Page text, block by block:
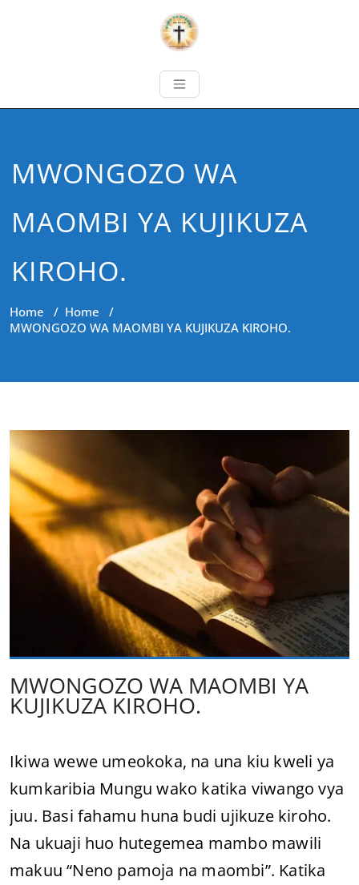
MWONGOZO WA
MAOMBI YA KUJIKUZA
KIROHO.
Home / Home /
MWONGOZO WA MAOMBI YA KUJIKUZA KIROHO.
MWONGOZO WA MAOMBI YA
KUJIKUZA KIROHO.
Ikiwa wewe umeokoka, na una kiu kweli ya
kumkaribia Mungu wako katika viwango vya
juu. Basi fahamu huna budi ujikuze kiroho.
Na ukuaji huo hutegemea mambo mawili
makuu “Neno pamoja na maombi”. Katika